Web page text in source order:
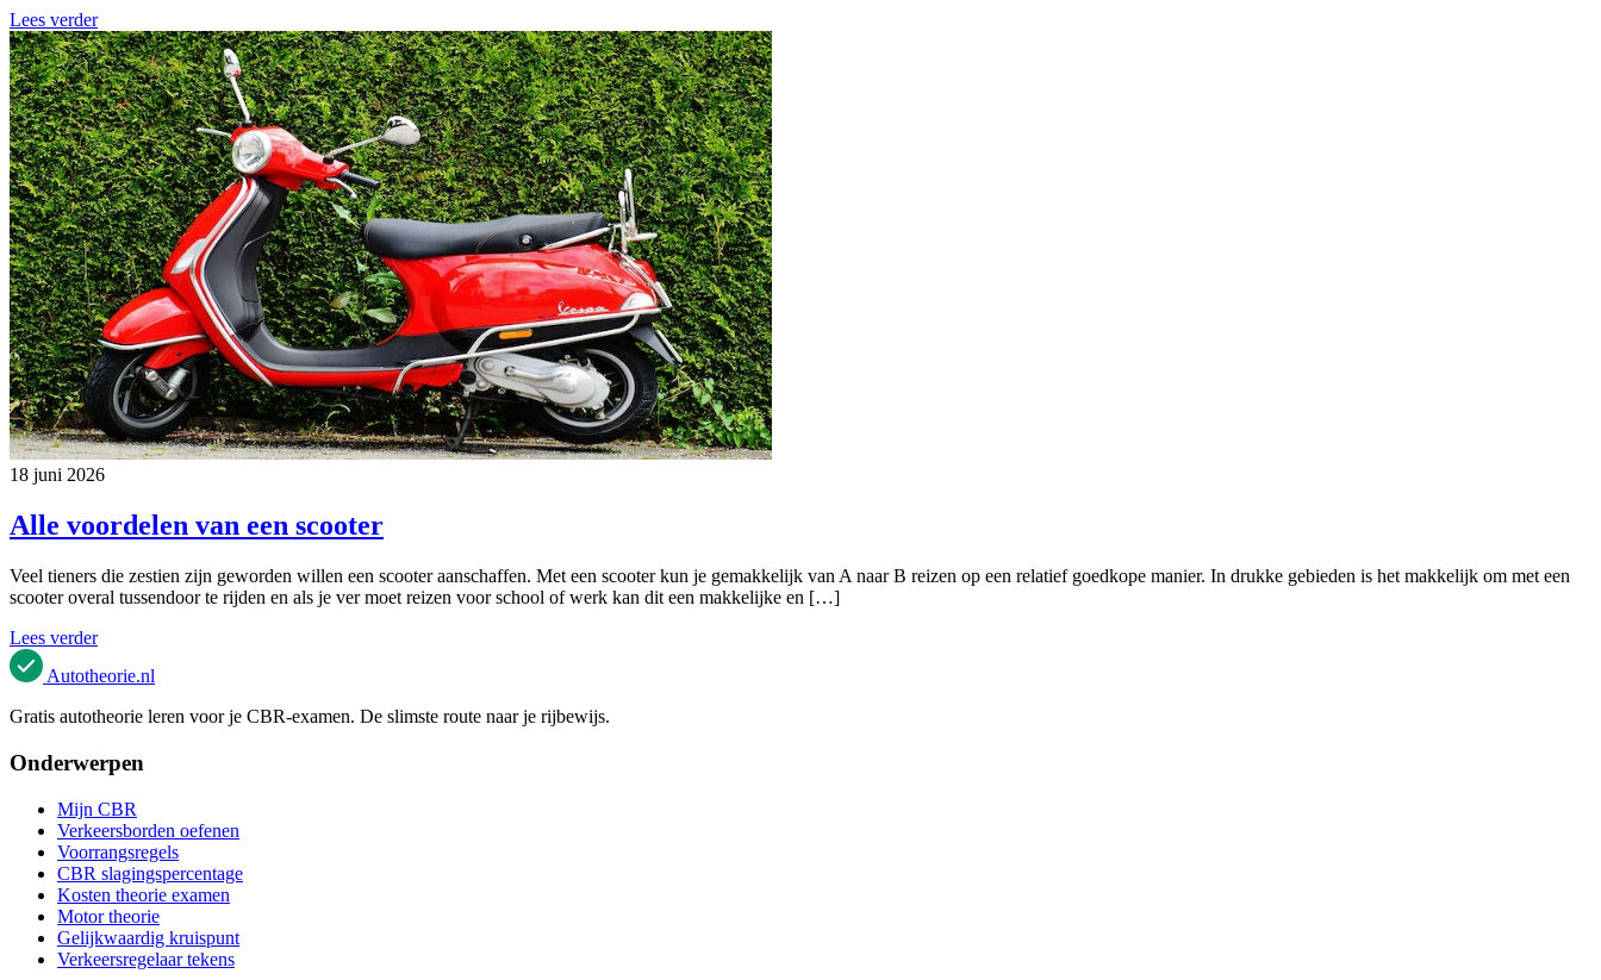
Lees verder
18 juni 2026
Alle voordelen van een scooter
Veel tieners die zestien zijn geworden willen een scooter aanschaffen. Met een scooter kun je gemakkelijk van A naar B reizen op een relatief goedkope manier. In drukke gebieden is het makkelijk om met een
scooter overal tussendoor te rijden en als je ver moet reizen voor school of werk kan dit een makkelijke en […]
Lees verder
Autotheorie.nl
Gratis autotheorie leren voor je CBR-examen. De slimste route naar je rijbewijs.
Onderwerpen
Mijn CBR
Verkeersborden oefenen
Voorrangsregels
CBR slagingspercentage
Kosten theorie examen
Motor theorie
Gelijkwaardig kruispunt
Verkeersregelaar tekens